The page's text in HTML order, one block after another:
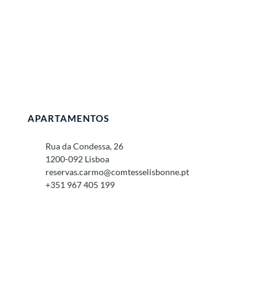
APARTAMENTOS
Rua da Condessa, 26
1200-092 Lisboa
reservas.carmo@comtesselisbonne.pt
+351 967 405 199